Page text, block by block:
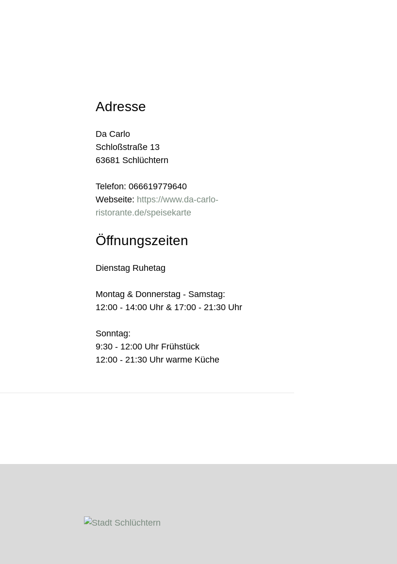
Adresse
Da Carlo
Schloßstraße 13
63681 Schlüchtern
Telefon: 066619779640
Webseite: https://www.da-carlo-
ristorante.de/speisekarte
Öffnungszeiten
Dienstag Ruhetag
Montag & Donnerstag - Samstag:
12:00 - 14:00 Uhr & 17:00 - 21:30 Uhr
Sonntag:
9:30 - 12:00 Uhr Frühstück
12:00 - 21:30 Uhr warme Küche